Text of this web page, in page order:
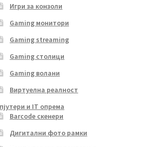
Игри за конзоли
Gaming монитори
Gaming streaming
Gaming столици
Gaming волани
Виртуелна реалност
и IT опрема
Barcode скенери
Дигитални фото рамки